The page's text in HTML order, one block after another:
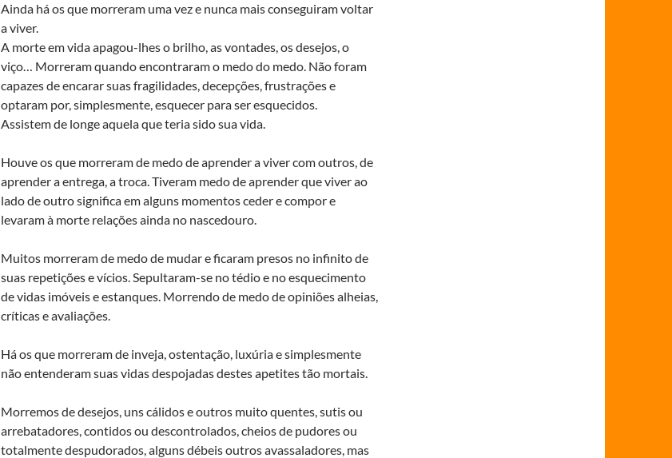
Ainda há os que morreram uma vez e nunca mais conseguiram voltar
a viver.
A morte em vida apagou-lhes o brilho, as vontades, os desejos, o
viço… Morreram quando encontraram o medo do medo. Não foram
capazes de encarar suas fragilidades, decepções, frustrações e
optaram por, simplesmente, esquecer para ser esquecidos.
Assistem de longe aquela que teria sido sua vida.
Houve os que morreram de medo de aprender a viver com outros, de
aprender a entrega, a troca. Tiveram medo de aprender que viver ao
lado de outro significa em alguns momentos ceder e compor e
levaram à morte relações ainda no nascedouro.
Muitos morreram de medo de mudar e ficaram presos no infinito de
suas repetições e vícios. Sepultaram-se no tédio e no esquecimento
de vidas imóveis e estanques. Morrendo de medo de opiniões alheias,
críticas e avaliações.
Há os que morreram de inveja, ostentação, luxúria e simplesmente
não entenderam suas vidas despojadas destes apetites tão mortais.
Morremos de desejos, uns cálidos e outros muito quentes, sutis ou
arrebatadores, contidos ou descontrolados, cheios de pudores ou
totalmente despudorados, alguns débeis outros avassaladores, mas